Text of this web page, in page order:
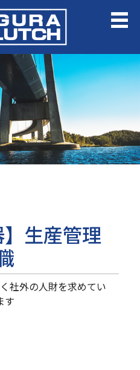
】生産管理
社外の人財を求めてい
す